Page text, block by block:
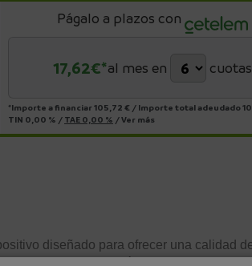
Págalo a plazos con
17,62€*al mes en cuotas
*Importe a financiar 105,72 € / Importe total adeudado
TIN 0,00 % / TAE 0,00 % /Ver más
diseñado para ofrecer una calidad
sino que también contribuye a una